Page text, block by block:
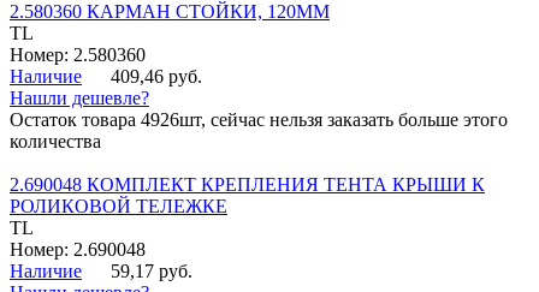
2.580360 КАРМАН СТОЙКИ, 120ММ
TL
Номер: 2.580360
Наличие
409,46 руб.
Нашли дешевле?
Остаток товара 4926шт, сейчас нельзя заказать больше этого
количества
2.690048 КОМПЛЕКТ КРЕПЛЕНИЯ ТЕНТА КРЫШИ К
РОЛИКОВОЙ ТЕЛЕЖКЕ
TL
Номер: 2.690048
Наличие
59,17 руб.